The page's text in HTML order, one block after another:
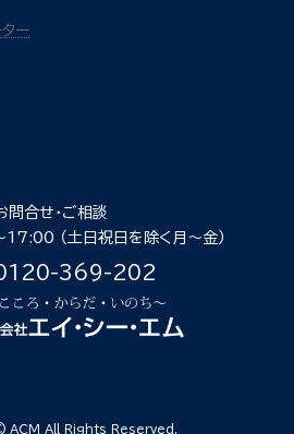
ー
問合せ・ご相談
17:00 （土日祝日を除く月〜金）
369-202
All Rights Reserved.